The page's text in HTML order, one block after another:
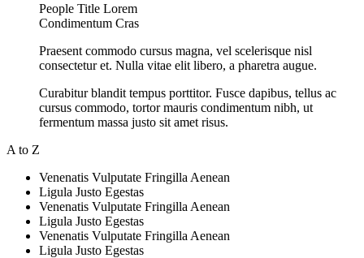
People Title Lorem
Condimentum Cras
Praesent commodo cursus magna, vel scelerisque nisl
consectetur et. Nulla vitae elit libero, a pharetra augue.
Curabitur blandit tempus porttitor. Fusce dapibus, tellus ac
cursus commodo, tortor mauris condimentum nibh, ut
fermentum massa justo sit amet risus.
A to Z
Venenatis Vulputate Fringilla Aenean
Ligula Justo Egestas
Venenatis Vulputate Fringilla Aenean
Ligula Justo Egestas
Venenatis Vulputate Fringilla Aenean
Ligula Justo Egestas